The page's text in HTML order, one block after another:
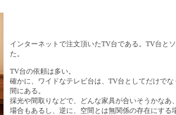
インターネットで注文頂いたTV台である。TV台と
た。
TV台の依頼は多い。
確かに、ワイドなテレビ台は、TV台としてだけで
間にある。
採光や間取りなどで、どんな家具が合いそうかな
場合もあるし、逆に、空間とは無関係の存在にする